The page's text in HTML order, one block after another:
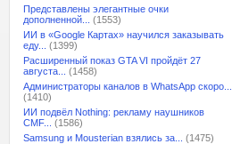
Представлены элегантные очки
дополненной...
(1553)
ИИ в «Google Картах» научился заказывать
еду...
(1399)
Расширенный показ GTA VI пройдёт 27
августа...
(1458)
Администраторы каналов в WhatsApp скоро...
(1410)
ИИ подвёл Nothing: рекламу наушников
CMF...
(1586)
Samsung и Mousterian взялись за...
(1475)